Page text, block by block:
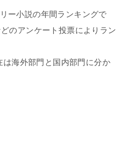
ー小説の年間ランキングで
のアンケート投票によりラン
海外部門と国内部門に分か